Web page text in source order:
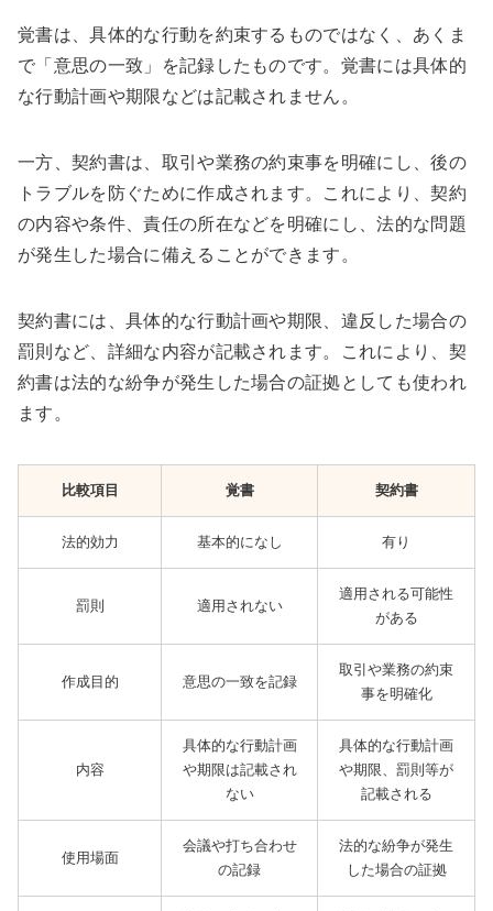
覚書は、具体的な行動を約束するものではなく、あくま
で「意思の一致」を記録したものです。覚書には具体的
な行動計画や期限などは記載されません。
一方、契約書は、取引や業務の約束事を明確にし、後の
トラブルを防ぐために作成されます。これにより、契約
の内容や条件、責任の所在などを明確にし、法的な問題
が発生した場合に備えることができます。
契約書には、具体的な行動計画や期限、違反した場合の
罰則など、詳細な内容が記載されます。これにより、契
約書は法的な紛争が発生した場合の証拠としても使われ
ます。
比較項目 覚書 契約書
法的効力 基本的になし 有り
罰則 適用されない
適用される可能性
がある
作成目的 意思の一致を記録
取引や業務の約束
事を明確化
内容
具体的な行動計画
や期限は記載され
ない
具体的な行動計画
や期限、罰則等が
記載される
使用場面
会議や打ち合わせ
の記録
法的な紛争が発生
した場合の証拠